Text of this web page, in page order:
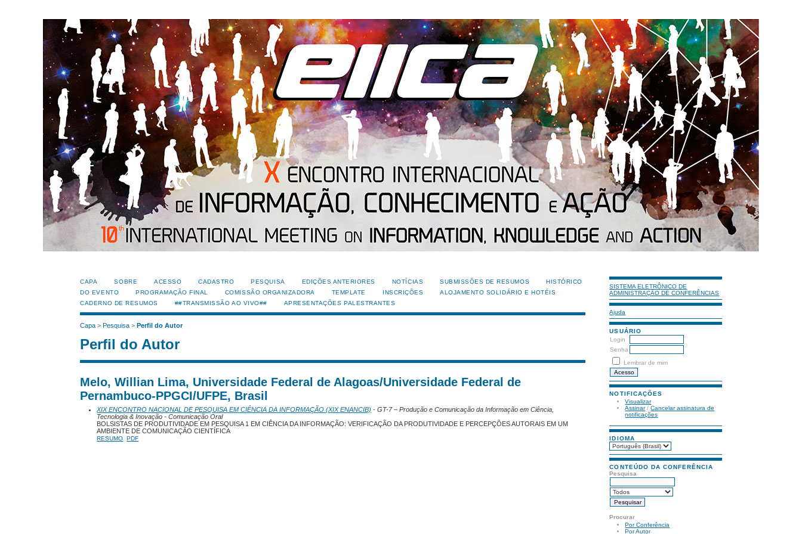
SISTEMA ELETRÔNICO DE
ADMINISTRAÇÃO DE CONFERÊNCIAS
Ajuda
USUÁRIO
Login
Senha
Lembrar de mim
NOTIFICAÇÕES
Visualizar
Assinar/Cancelar assinatura de
notificações
IDIOMA
CONTEÚDO DA CONFERÊNCIA
Pesquisa
Procurar
Por Conferência
Por Autor
CAPA SOBRE ACESSO CADASTRO PESQUISA EDIÇÕES ANTERIORES NOTÍCIAS SUBMISSÕES DE RESUMOS
HISTÓRICO
DO EVENTO
PROGRAMAÇÃO FINAL COMISSÃO ORGANIZADORA TEMPLATE INSCRIÇÕES
ALOJAMENTO SOLIDÁRIO E HOTÉIS
CADERNO DE RESUMOS
##TRANSMISSÃO AO VIVO## APRESENTAÇÕES PALESTRANTES
Capa >Pesquisa >Perfil do Autor
Perfil do Autor
Melo, Willian Lima, Universidade Federal de Alagoas/Universidade Federal de
Pernambuco-PPGCI/UFPE, Brasil
XIX ENCONTRO NACIONAL DE PESQUISA EM CIÊNCIA DA INFORMAÇÃO (XIX ENANCIB) - GT-7 – Produção e Comunicação da Informação em Ciência,
Tecnologia & Inovação - Comunicação Oral
BOLSISTAS DE PRODUTIVIDADE EM PESQUISA 1 EM CIÊNCIA DA INFORMAÇÃO: VERIFICAÇÃO DA PRODUTIVIDADE E PERCEPÇÕES AUTORAIS EM UM
AMBIENTE DE COMUNICAÇÃO CIENTÍFICA
RESUMO PDF